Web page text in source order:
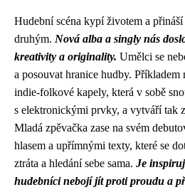
Hudební scéna kypí životem a
druhým. Nová alba a singly nás
kreativity a originality. Umělci se
a posouvat hranice hudby. Příkladem
indie-folkové kapely, která v sobě
s elektronickými prvky, a vytváří tak
Mladá zpěvačka zase na svém
hlasem a upřímnými texty, které se
ztráta a hledání sebe sama. Je
hudebníci nebojí jít proti proudu a